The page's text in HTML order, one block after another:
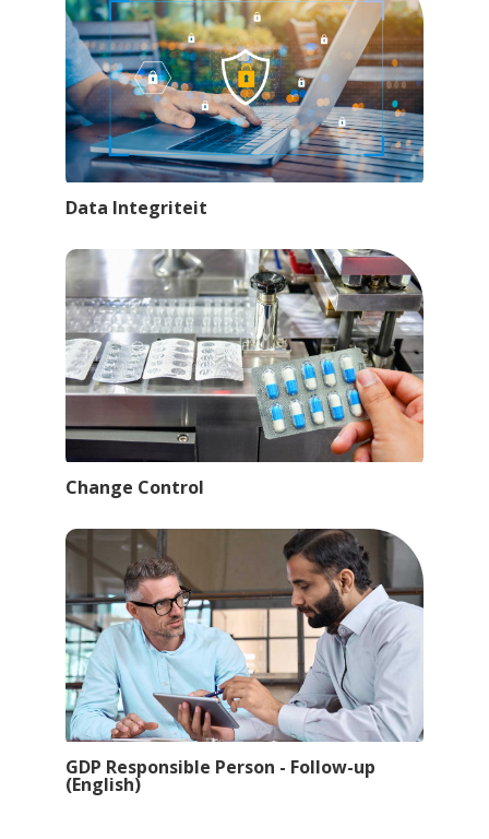
Data Integriteit
Change Control
GDP Responsible Person - Follow-up
(English)